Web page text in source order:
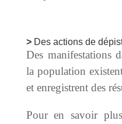
Des actions de
Des manifestations
la population
et enregistrent des
Pour en savoir